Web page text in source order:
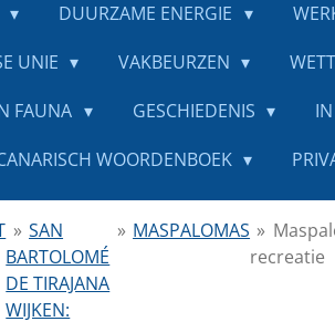
DUURZAME ENERGIE
UNIE VAKBEURZEN
FAUNA GESCHIEDENIS
WOORDENBOEK
» SAN
BARTOLOMÉ
DE TIRAJANA
WIJKEN:
» MASPALOMAS »
recreatie